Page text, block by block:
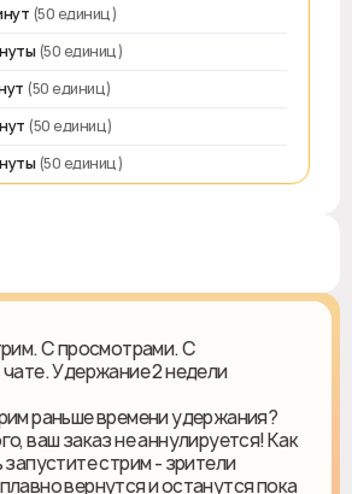
(50 единиц)
(50 единиц)
(50 единиц)
(50 единиц)
(50 единиц)
С просмотрами. С
Удержание 2 недели
раньше времени удержания?
ваш заказ не аннулируется! Как
запустите стрим - зрители
вернутся и останутся пока